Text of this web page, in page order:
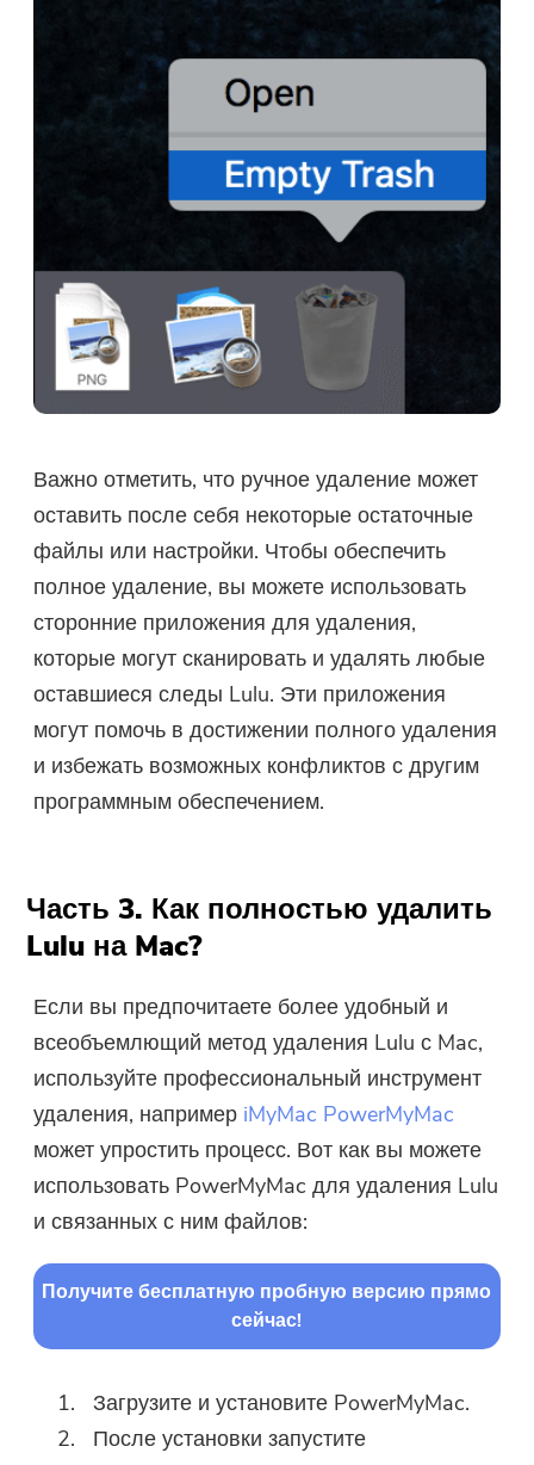
Важно отметить, что ручное удаление может
оставить после себя некоторые остаточные
файлы или настройки. Чтобы обеспечить
полное удаление, вы можете использовать
сторонние приложения для удаления,
которые могут сканировать и удалять любые
оставшиеся следы Lulu. Эти приложения
могут помочь в достижении полного удаления
и избежать возможных конфликтов с другим
программным обеспечением.
Часть 3. Как полностью удалить
Lulu на Mac?
Если вы предпочитаете более удобный и
всеобъемлющий метод удаления Lulu с Mac,
используйте профессиональный инструмент
удаления, например iMyMac PowerMyMac
может упростить процесс. Вот как вы можете
использовать PowerMyMac для удаления Lulu
и связанных с ним файлов:
Получите бесплатную пробную версию прямо
сейчас!
Загрузите и установите PowerMyMac.
После установки запустите
купона были отправлены на ваш
адрес электронной почты
user@email.com. Вы также можете
нажать кнопку, чтобы приобрести
программное обеспечение
напрямую.